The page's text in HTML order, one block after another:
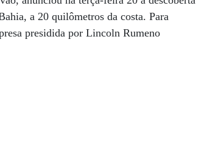
a 20 quilômetros da costa. Para
presidida por Lincoln Rumeno